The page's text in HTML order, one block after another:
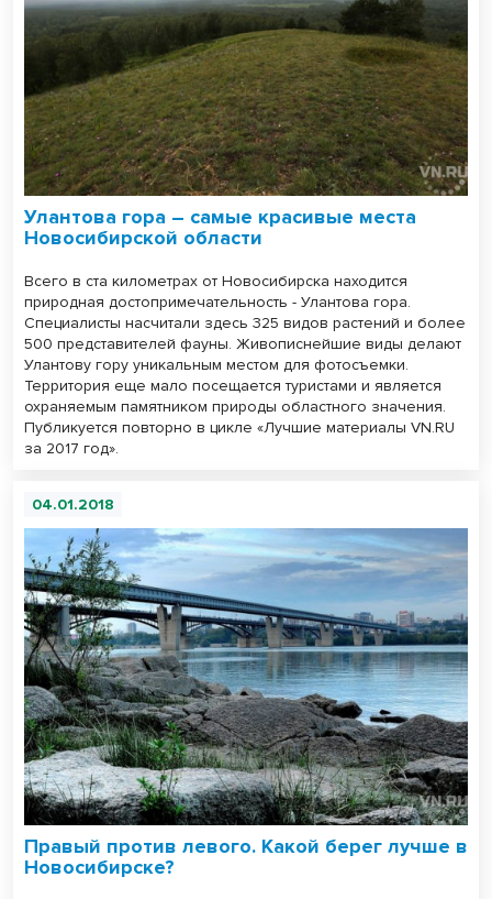
Улантова гора – самые красивые места
Новосибирской области
Всего в ста километрах от Новосибирска находится
природная достопримечательность - Улантова гора.
Специалисты насчитали здесь 325 видов растений и более
500 представителей фауны. Живописнейшие виды делают
Улантову гору уникальным местом для фотосъемки.
Территория еще мало посещается туристами и является
охраняемым памятником природы областного значения.
Публикуется повторно в цикле «Лучшие материалы VN.RU
за 2017 год».
04.01.2018
Правый против левого. Какой берег лучше в
Новосибирске?